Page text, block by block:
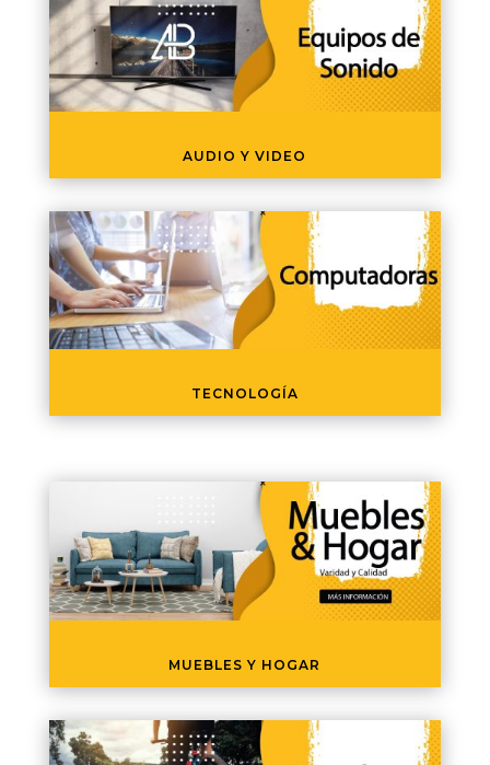
AUDIO Y VIDEO
TECNOLOGÍA
MUEBLES Y HOGAR